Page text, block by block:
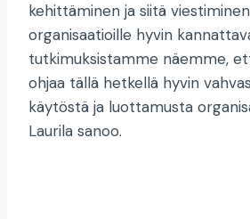
kehittäminen ja siitä
organisaatioille hyvin
tutkimuksistamme näemme,
ohjaa tällä hetkellä hyvin
käytöstä ja luottamusta
Laurila sanoo.